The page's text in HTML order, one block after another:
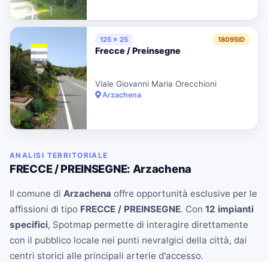
125 x 25 18095ID
Frecce / Preinsegne
Viale Giovanni Maria Orecchioni
Arzachena
ANALISI TERRITORIALE
FRECCE / PREINSEGNE: Arzachena
Il comune di Arzachena offre opportunità esclusive per le
affissioni di tipo FRECCE / PREINSEGNE. Con 12 impianti
specifici, Spotmap permette di interagire direttamente
con il pubblico locale nei punti nevralgici della città, dai
centri storici alle principali arterie d'accesso.